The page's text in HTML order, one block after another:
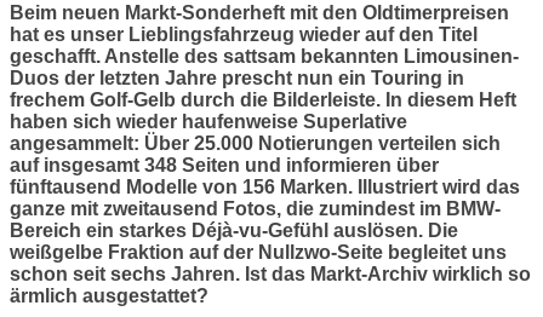
Beim neuen Markt-Sonderheft mit den Oldtimerpreisen
hat es unser Lieblingsfahrzeug wieder auf den Titel
geschafft. Anstelle des sattsam bekannten Limousinen-
Duos der letzten Jahre prescht nun ein Touring in
frechem Golf-Gelb durch die Bilderleiste. In diesem Heft
haben sich wieder haufenweise Superlative
angesammelt: Über 25.000 Notierungen verteilen sich
auf insgesamt 348 Seiten und informieren über
fünftausend Modelle von 156 Marken. Illustriert wird das
ganze mit zweitausend Fotos, die zumindest im BMW-
Bereich ein starkes Déjà-vu-Gefühl auslösen. Die
weißgelbe Fraktion auf der Nullzwo-Seite begleitet uns
schon seit sechs Jahren. Ist das Markt-Archiv wirklich so
ärmlich ausgestattet?